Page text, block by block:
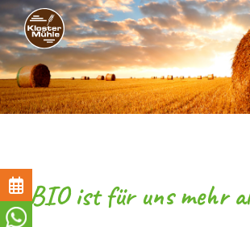
BIO ist für uns mehr